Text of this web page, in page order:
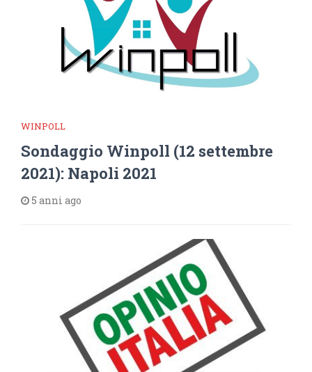
WINPOLL
Sondaggio Winpoll (12 settembre
2021): Napoli 2021
5 anni ago